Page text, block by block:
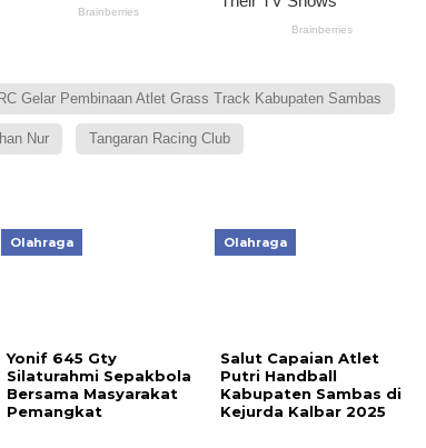
Gelar Pembinaan Atlet Grass Track Kabupaten Sambas
Nur Tangaran Racing Club
Olahraga
Yonif 645 Gty
Silaturahmi Sepakbola
Bersama Masyarakat
Pemangkat
Olahraga
Salut Capaian Atlet
Putri Handball
Kabupaten Sambas di
Kejurda Kalbar 2025